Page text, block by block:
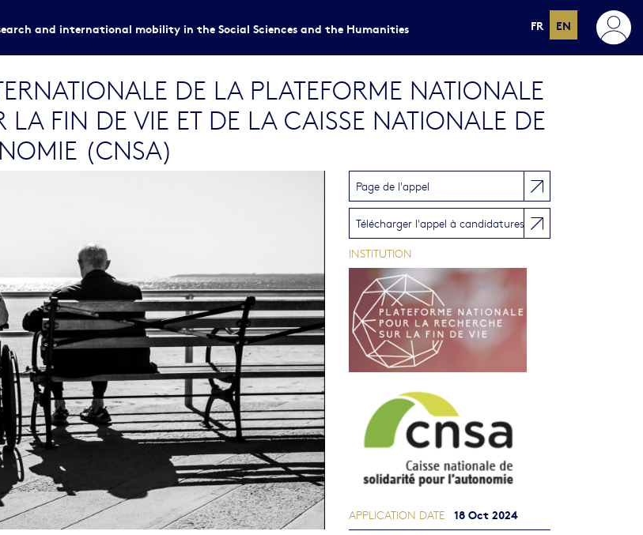
and international mobility in the Social Sciences and the Humanities FR EN
DE LA PLATEFORME NATIONALE
FIN DE VIE ET DE LA CAISSE NATIONALE DE
(CNSA)
Page de l'appel
Télécharger l'appel à candidatures
INSTITUTION
APPLICATION DATE 18 Oct 2024